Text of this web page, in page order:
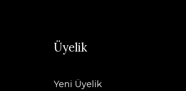
Üyelik
Yeni Üyelik